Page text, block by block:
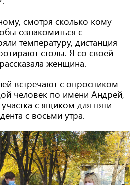
смотря сколько кому
ознакомиться с
температуру, дистанция
столы. Я со своей
женщина.
встречают с опросником
человек по имени Андрей,
с ящиком для пяти
с восьми утра.